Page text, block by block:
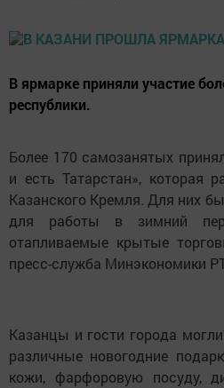
В ярмарке приняли участие
республики.
Более 170 самозанятых
и есть Татарстан», которая
Казанского Кремля. Для них
для работы в зимний
отапливаемые крытые
пресс-служба Минэкономики
Казанцы и гости города
различные новогодние
кожи, фарфоровую посуду,